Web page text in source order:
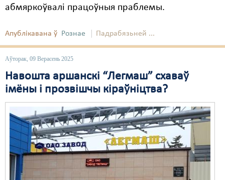
абмяркоўвалі працоўныя праблемы.
Апублікавана ў Рознае Падрабязьней ...
Аўторак, 09 Верасень 2025
Навошта аршанскі “Легмаш” схаваў
імёны і прозвішчы кіраўніцтва?